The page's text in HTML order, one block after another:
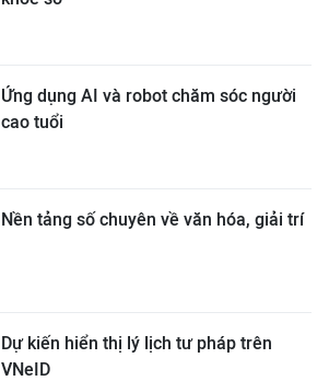
Ứng dụng AI và robot chăm sóc người
cao tuổi
Nền tảng số chuyên về văn hóa, giải trí
Dự kiến hiển thị lý lịch tư pháp trên
VNeID